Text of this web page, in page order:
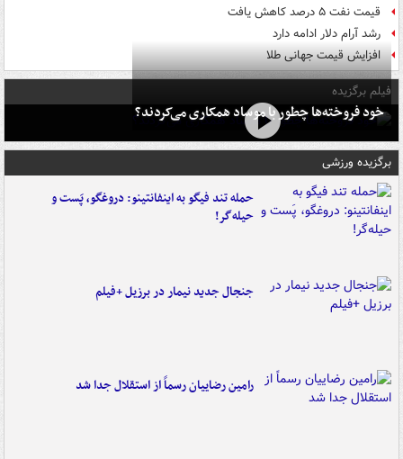
قیمت نفت ۵ درصد کاهش یافت
رشد آرام دلار ادامه دارد
افزایش قیمت جهانی طلا
فیلم برگزیده
خود فروخته‌ها چطور با موساد همکاری می‌کردند؟
برگزیده ورزشی
حمله تند فیگو به اینفانتینو: دروغگو، پَست‌ و
حیله‌گر!
جنجال جدید نیمار در برزیل +فیلم
رامین رضاییان رسماً از استقلال جدا شد